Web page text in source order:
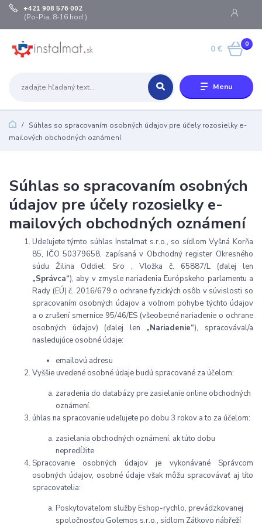
Menu
+421 908 576 002
(Po-Pia, 8-16 hod.)
0
0 €
Súhlas so spracovaním osobných údajov pre účely rozosielky e-
mailových obchodných oznámení
Súhlas so spracovaním osobných
údajov pre účely rozosielky e-
mailových obchodných oznámení
Udeľujete týmto súhlas Instalmat s.r.o., so sídlom Vyšná Korňa
85, IČO 50379658, zapísaná v Obchodný register Okresného
súdu Žilina Oddiel: Sro , Vložka č. 65887/L (ďalej len
„Správca“), aby v zmysle nariadenia Európskeho parlamentu a
Rady (EÚ) č. 2016/679 o ochrane fyzických osôb v súvislosti so
spracovaním osobných údajov a voľnom pohybe týchto údajov
a o zrušení smernice 95/46/ES (všeobecné nariadenie o ochrane
osobných údajov) (ďalej len „Nariadenie“), spracovával/a
nasledujúce osobné údaje:
emailovú adresu
Vyššie uvedené osobné údaje budú spracované za účelom:
zaradenia do databázy pre zasielanie online obchodných
oznámení.
úhlas na spracovanie udeľujete po dobu 3 rokov a to za účelom:
zasielania obchodných oznámení, ak túto dobu
nepredĺžite
Spracovanie osobných údajov je vykonávané Správcom
osobných údajov, osobné údaje však môžu spracovávať aj títo
spracovatelia:
Poskytovateľom služby Eshop-rychlo, prevádzkovanej
spoločnosťou Golemos s.r.o., sídlom Zátkovo nábřeží